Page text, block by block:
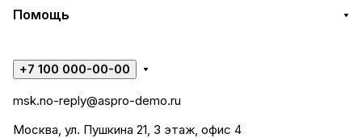
Помощь
+7 100 000-00-00
msk.no-reply@aspro-demo.ru
Москва, ул. Пушкина 21, 3 этаж, офис 4